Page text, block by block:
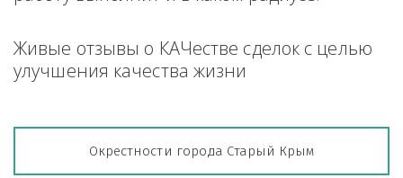
Живые отзывы о КАЧестве сделок с целью
улучшения качества жизни
Окрестности города Старый Крым